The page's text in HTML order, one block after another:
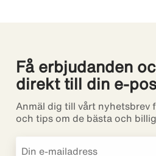
Få erbjudanden
direkt till din e-
Anmäl dig till vårt nyhetsbrev
och tips om de bästa och